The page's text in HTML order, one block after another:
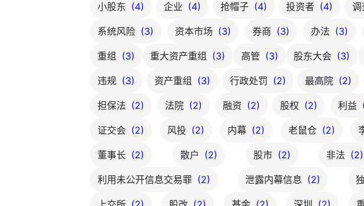
小股东 (4) 企业 (4) 抢帽子 (4) 投资者 (4) 调
系统风险 (3) 资本市场 (3) 券商 (3) 办法 (3)
重组 (3) 重大资产重组 (3) 高管 (3) 股东大会 (3)
违规 (3) 资产重组 (3) 行政处罚 (2) 最高院 (2)
担保法 (2) 法院 (2) 融资 (2) 股权 (2) 利益
证交会 (2) 风投 (2) 内幕 (2) 老鼠仓 (2)
董事长 (2) 散户 (2) 股市 (2) 非法 (2)
利用未公开信息交易罪 (2) 泄露内幕信息 (2)